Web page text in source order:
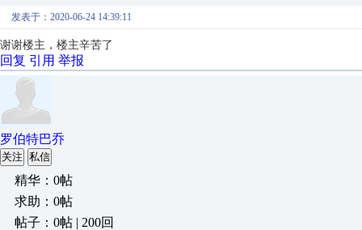
发表于：2020-06-24 14:39:11
谢谢楼主，楼主辛苦了
回复 引用 举报
罗伯特巴乔
关注 私信
精华：0帖
求助：0帖
帖子：0帖 | 200回